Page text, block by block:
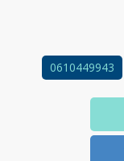
0610449943